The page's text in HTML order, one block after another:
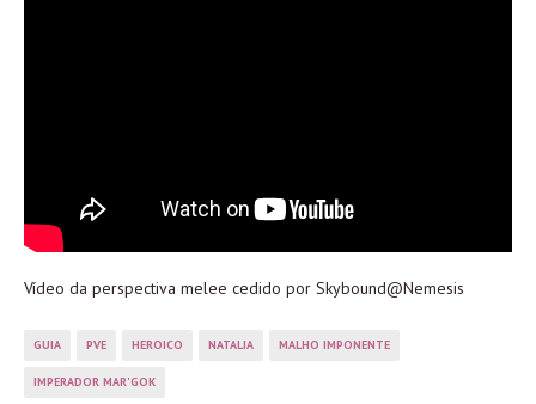
Vídeo da perspectiva melee cedido por Skybound@Nemesis
GUIA PVE HEROICO NATALIA MALHO IMPONENTE
IMPERADOR MAR'GOK